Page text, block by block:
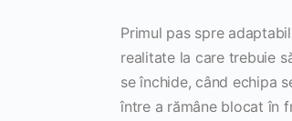
Primul pas spre
realitate la care trebuie
se închide, când echipa
între a rămâne blocat în